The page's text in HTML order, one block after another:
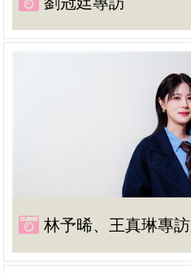
林予晞、王真琳專訪